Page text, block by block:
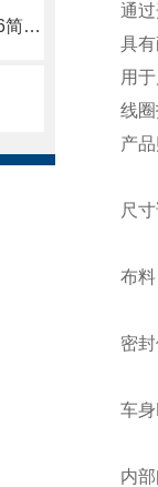
VASCAT电动机MDD-SW-250-Y 16简要介绍
通
具
用
线
产
尺
布料
密
车
内